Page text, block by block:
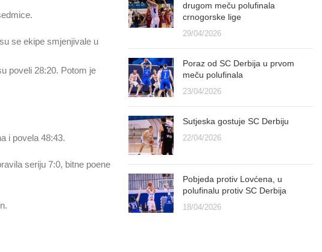
se ekipe smjenjivale u
poveli 28:20. Potom je
i povela 48:43.
seriju 7:0, bitne poene
drugom meču polufinala
crnogorske lige
29/04/2026
Poraz od SC Derbija u prvom
meču polufinala
23/04/2026
Sutjeska gostuje SC Derbiju
22/04/2026
Pobjeda protiv Lovćena, u
polufinalu protiv SC Derbija
18/04/2026